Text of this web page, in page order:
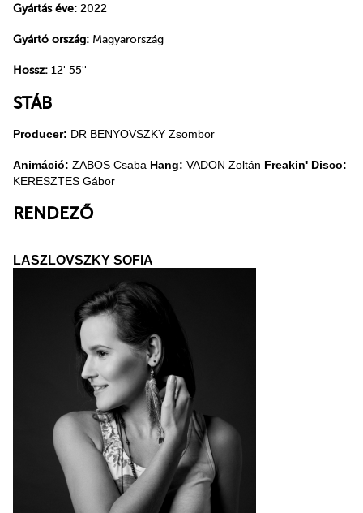
Gyártás éve: 2022
Gyártó ország: Magyarország
Hossz: 12' 55''
STÁB
Producer: DR BENYOVSZKY Zsombor
Animáció: ZABOS Csaba Hang: VADON Zoltán Freakin' Disco:
KERESZTES Gábor
RENDEZŐ
LASZLOVSZKY SOFIA